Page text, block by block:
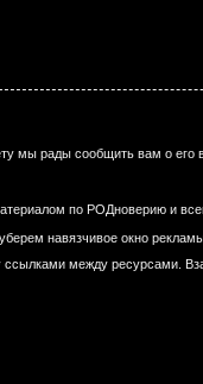
мы рады сообщить вам о его
по РОДноверию и
навязчивое окно
между ресурсами.